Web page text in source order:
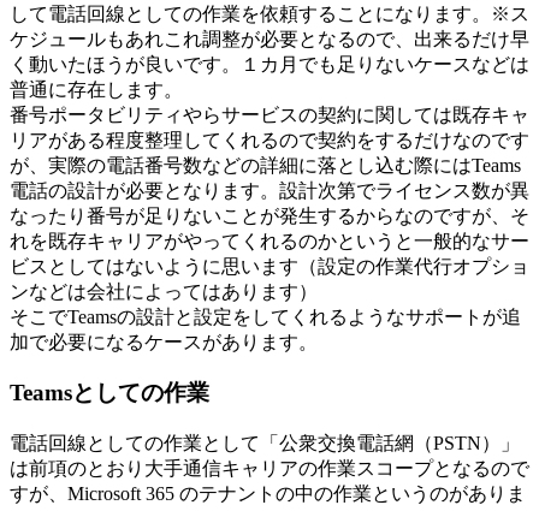
して電話回線としての作業を依頼することになります。※ス
ケジュールもあれこれ調整が必要となるので、出来るだけ早
く動いたほうが良いです。１カ月でも足りないケースなどは
普通に存在します。
番号ポータビリティやらサービスの契約に関しては既存キャ
リアがある程度整理してくれるので契約をするだけなのです
が、実際の電話番号数などの詳細に落とし込む際にはTeams
電話の設計が必要となります。設計次第でライセンス数が異
なったり番号が足りないことが発生するからなのですが、そ
れを既存キャリアがやってくれるのかというと一般的なサー
ビスとしてはないように思います（設定の作業代行オプショ
ンなどは会社によってはあります）
そこでTeamsの設計と設定をしてくれるようなサポートが追
加で必要になるケースがあります。
Teamsとしての作業
電話回線としての作業として「公衆交換電話網（PSTN）」
は前項のとおり大手通信キャリアの作業スコープとなるので
すが、Microsoft 365 のテナントの中の作業というのがありま